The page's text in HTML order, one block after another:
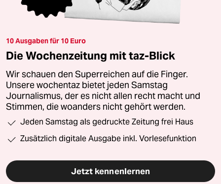
10 Ausgaben für 10 Euro
Die Wochenzeitung mit taz-Blick
Wir schauen den Superreichen auf die Finger.
Unsere wochentaz bietet jeden Samstag
Journalismus, der es nicht allen recht macht und
Stimmen, die woanders nicht gehört werden.
Jeden Samstag als gedruckte Zeitung frei Haus
Zusätzlich digitale Ausgabe inkl. Vorlesefunktion
Jetzt kennenlernen